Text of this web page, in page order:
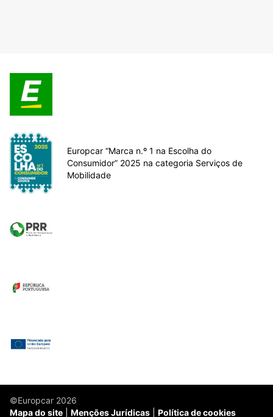
Europcar “Marca n.º 1 na Escolha do
Consumidor” 2025 na categoria Serviços de
Mobilidade
©Europcar 2026
Mapa do site
Menções Jurídicas Política de cookies